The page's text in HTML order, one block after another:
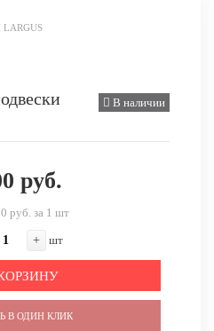
В наличии
руб.
руб. за 1 шт
+ шт
В ОДИН КЛИК